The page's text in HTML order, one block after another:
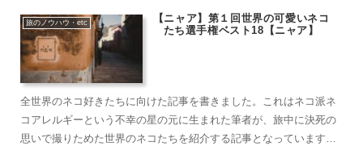
旅話を聞いてい……
旅のノウハウ・etc
【ニャア】第１回世界の可愛いネコ
たち選手権ベスト18【ニャア】
全世界のネコ好きたちに向けた記事を書きました。これはネコ派ネ
コアレルギーという不幸の星の元に生まれた筆者が、旅中に決死の
思いで撮りためた世界のネコたちを紹介する記事となっています。